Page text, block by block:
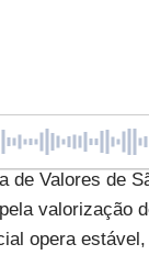
Valores de
valorização
opera